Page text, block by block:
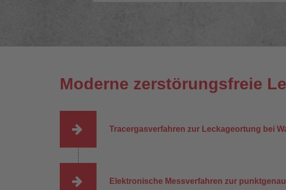
Moderne zerstörungsfreie
Tracergasverfahren zur Leckageortung bei
Elektronische Messverfahren zur